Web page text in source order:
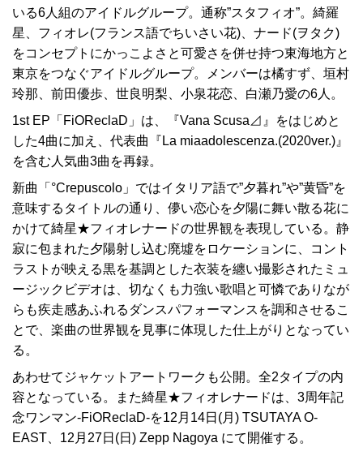
いる6人組のアイドルグループ。通称”スタフィオ”。綺羅
星、フィオレ(フランス語でちいさい花)、ナード(ヲタク)
をコンセプトにかっこよさと可愛さを併せ持つ東海地方と
東京をつなぐアイドルグループ。メンバーは橘すず、垣村
玲那、前田優歩、世良明梨、小泉花恋、白瀬乃愛の6人。
1st EP「FiOReclaD」は、『Vana Scusa⊿』をはじめと
した4曲に加え、代表曲『La miaadolescenza.(2020ver.)』
を含む人気曲3曲を再録。
新曲「°Crepuscolo」ではイタリア語で”夕暮れ”や”黄昏”を
意味するタイトルの通り、儚い恋心を夕陽に舞い散る花に
かけて綺星★フィオレナードの世界観を表現している。静
寂に包まれた夕陽射し込む廃墟をロケーションに、コント
ラストが映える黒を基調とした衣装を纏い撮影されたミュ
ージックビデオは、切なくも力強い歌唱と可憐でありなが
らも疾走感あふれるダンスパフォーマンスを調和させるこ
とで、楽曲の世界観を見事に体現した仕上がりとなってい
る。
あわせてジャケットアートワークも公開。全2タイプの内
容となっている。また綺星★フィオレナードは、3周年記
念ワンマン-FiOReclaD-を12月14日(月) TSUTAYA O-
EAST、12月27日(日) Zepp Nagoya にて開催する。